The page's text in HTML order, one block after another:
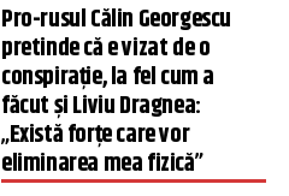
Pro-rusul Călin Georgescu
pretinde că e vizat de o
conspirație, la fel cum a
făcut și Liviu Dragnea:
„Există forțe care vor
eliminarea mea fizică”